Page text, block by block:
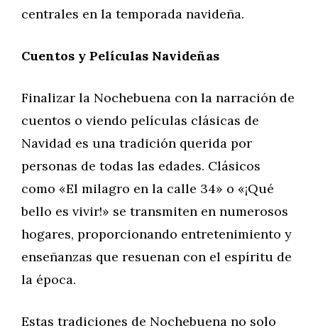
centrales en la temporada navideña.
Cuentos y Películas Navideñas
Finalizar la Nochebuena con la narración de
cuentos o viendo películas clásicas de
Navidad es una tradición querida por
personas de todas las edades. Clásicos
como «El milagro en la calle 34» o «¡Qué
bello es vivir!» se transmiten en numerosos
hogares, proporcionando entretenimiento y
enseñanzas que resuenan con el espíritu de
la época.
Estas tradiciones de Nochebuena no solo